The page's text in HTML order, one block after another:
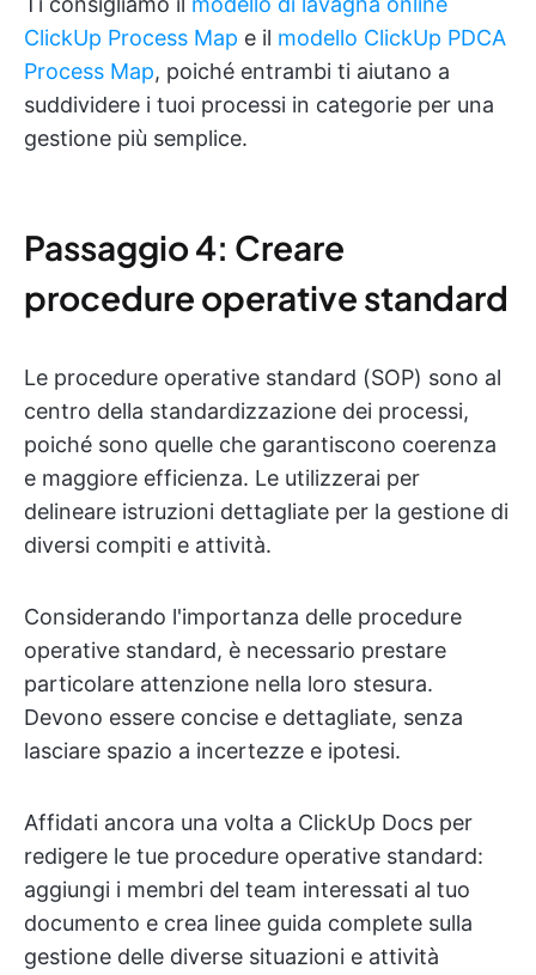
ClickUp Process Map e il modello ClickUp PDCA
Process Map, poiché entrambi ti aiutano a
suddividere i tuoi processi in categorie per una
gestione più semplice.
Passaggio 4: Creare
procedure operative standard
Le procedure operative standard (SOP) sono al
centro della standardizzazione dei processi,
poiché sono quelle che garantiscono coerenza
e maggiore efficienza. Le utilizzerai per
delineare istruzioni dettagliate per la gestione di
diversi compiti e attività.
Considerando l'importanza delle procedure
operative standard, è necessario prestare
particolare attenzione nella loro stesura.
Devono essere concise e dettagliate, senza
lasciare spazio a incertezze e ipotesi.
Affidati ancora una volta a ClickUp Docs per
redigere le tue procedure operative standard:
aggiungi i membri del team interessati al tuo
documento e crea linee guida complete sulla
gestione delle diverse situazioni e attività